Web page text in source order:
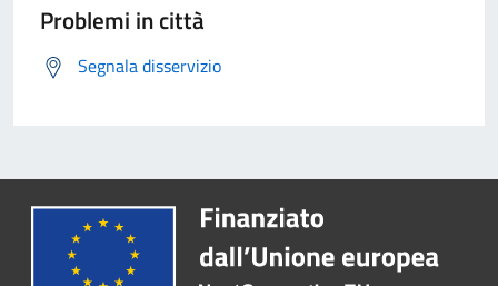
Problemi in città
Segnala disservizio